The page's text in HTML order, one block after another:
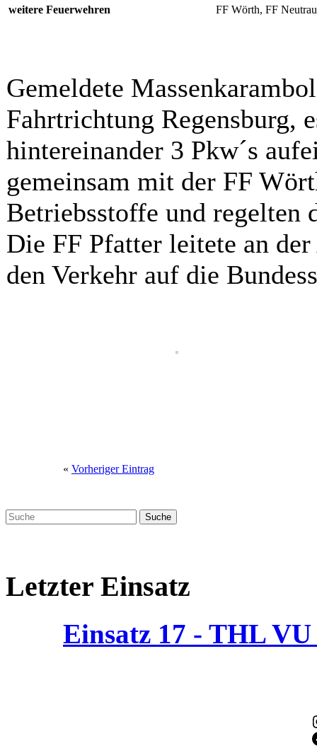
weitere Feuerwehren FF Wörth, FF
Gemeldete
Fahrtrichtung Regensburg,
hintereinander 3 Pkw´s
gemeinsam mit der FF
Betriebsstoffe und regelten
Die FF Pfatter leitete an
den Verkehr auf die
« Vorheriger Eintrag
Letzter Einsatz
Einsatz 17 - THL